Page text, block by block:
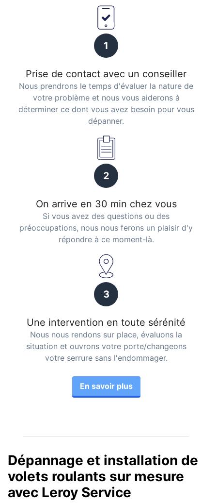
1
Prise de contact avec un conseiller
Nous prendrons le temps d'évaluer la nature de
votre problème et nous vous aiderons à
déterminer ce dont vous avez besoin pour vous
dépanner.
2
On arrive en 30 min chez vous
Si vous avez des questions ou des
préoccupations, nous nous ferons un plaisir d'y
répondre à ce moment-là.
3
Une intervention en toute sérénité
Nous nous rendons sur place, évaluons la
situation et ouvrons votre porte/changeons
votre serrure sans l'endommager.
En savoir plus
Dépannage et installation de
volets roulants sur mesure
avec Leroy Service